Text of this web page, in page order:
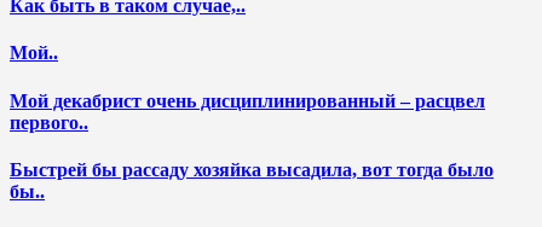
Как быть в таком случае,..
Мой..
Мой декабрист очень дисциплинированный – расцвел
первого..
Быстрей бы рассаду хозяйка высадила, вот тогда было
бы..